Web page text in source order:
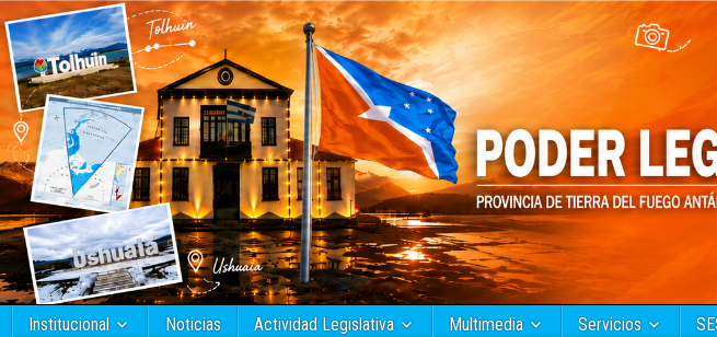
Institucional Noticias Actividad Legislativa Multimedia Servicios